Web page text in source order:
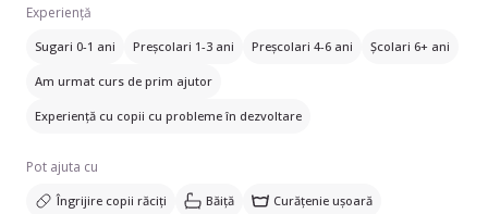
Experiență
Sugari 0-1 ani Preșcolari 1-3 ani Preșcolari 4-6 ani Școlari 6+ ani
Am urmat curs de prim ajutor
Experiență cu copii cu probleme în dezvoltare
Pot ajuta cu
Îngrijire copii răciți Băiță Curățenie ușoară